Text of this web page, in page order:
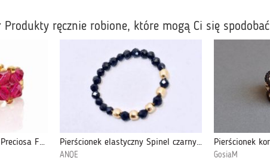
Produkty ręcznie robione, które mogą Ci się spodobać
Pierścionek z Kryształów Preciosa Fuchsia AB Pierścionek elastyczny Spinel czarny model 3
ANQE GosiaM